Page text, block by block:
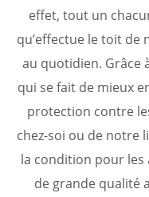
effet, tout un
qu’effectue le toit
au quotidien. Grâce
qui se fait de mieux
protection contre
chez-soi ou de notre
la condition pour les
de grande qualité